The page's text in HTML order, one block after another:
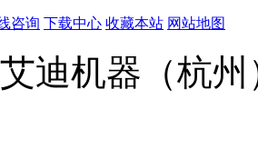
咨询 下载中心 收藏本站 网站地图
迪机器（杭